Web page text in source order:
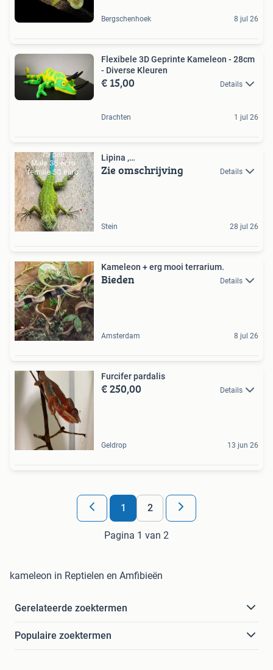
Bergschenhoek 8 jul 26
Flexibele 3D Geprinte Kameleon - 28cm
- Diverse Kleuren
€ 15,00 Details
Drachten 1 jul 26
Lipina ,…
Zie omschrijving Details
Stein 28 jul 26
Kameleon + erg mooi terrarium.
Bieden Details
Amsterdam 8 jul 26
Furcifer pardalis
€ 250,00 Details
Geldrop 13 jun 26
1 2
Pagina 1 van 2
kameleon in Reptielen en Amfibieën
Gerelateerde zoektermen
Populaire zoektermen